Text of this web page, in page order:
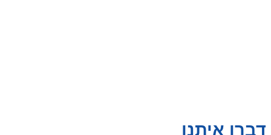
דברו איתנו